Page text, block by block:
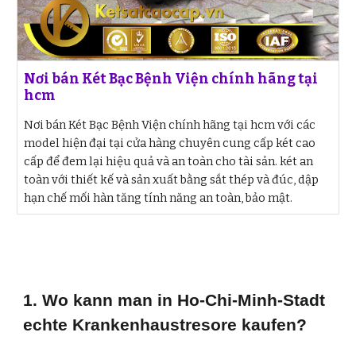
Nơi bán Két Bạc Bệnh Viện chính hãng tại
hcm
Nơi bán Két Bạc Bệnh Viện chính hãng tại hcm với các
model hiện đại tại cửa hàng chuyên cung cấp két cao
cấp để đem lại hiệu quả và an toàn cho tài sản. két an
toàn với thiết kế và sản xuất bằng sắt thép và đúc, dập
hạn chế mối hàn tăng tính năng an toàn, bảo mật.
1. Wo kann man in Ho-Chi-Minh-Stadt
echte Krankenhaustresore kaufen?